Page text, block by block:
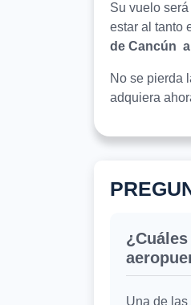
Su vuelo
estar al tanto
de Cancún
No se pierda
adquiera
Una de